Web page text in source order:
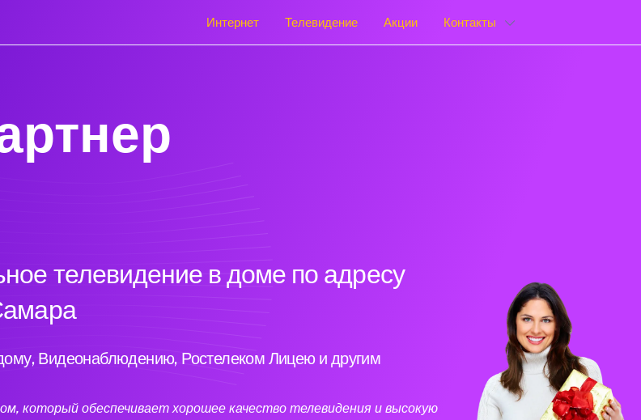
Интернет Телевидение Акции Контакты
телевидение в доме по адресу
Видеонаблюдению, Ростелеком Лицею и другим
который обеспечивает хорошее качество телевидения и высокую